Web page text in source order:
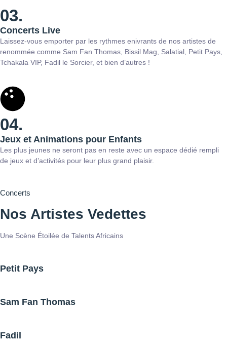
03.
Concerts Live
Laissez-vous emporter par les rythmes enivrants de nos artistes de
renommée comme Sam Fan Thomas, Bissil Mag, Salatial, Petit Pays,
Tchakala VIP, Fadil le Sorcier, et bien d’autres !
04.
Jeux et Animations pour Enfants
Les plus jeunes ne seront pas en reste avec un espace dédié rempli
de jeux et d’activités pour leur plus grand plaisir.
Concerts
Nos Artistes Vedettes
Une Scène Étoilée de Talents Africains
Petit Pays
Sam Fan Thomas
Fadil